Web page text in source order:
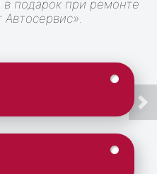
в подарок при ремонте